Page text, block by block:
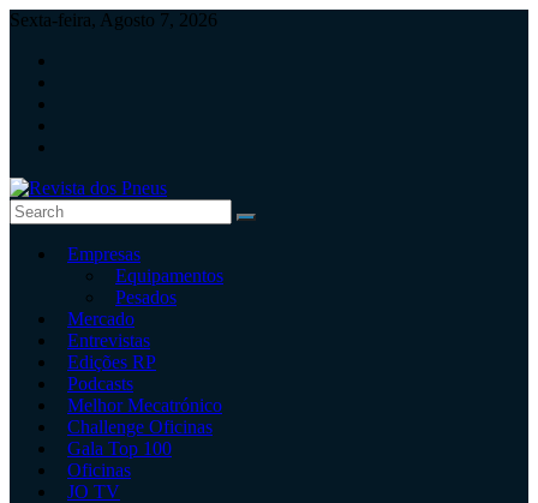
Skip
content
Sexta-feira, Agosto 7, 2026
Revista
dos
independente
serviços
Empresas
Equipamentos
Pesados
Mercado
Entrevistas
Edições RP
Podcasts
Melhor Mecatrónico
Challenge Oficinas
Gala Top 100
Oficinas
JO TV